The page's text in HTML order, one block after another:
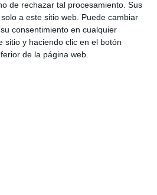
de rechazar tal procesamiento. Sus
a este sitio web. Puede cambiar
consentimiento en cualquier
sitio y haciendo clic en el botón
de la página web.
para 2026
en el semestre y confirma sus
el beneficio operativo del negocio de
semestre